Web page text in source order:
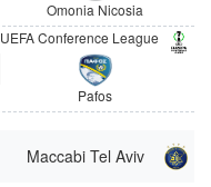
Omonia Nicosia
UEFA Conference League
Pafos
Maccabi Tel Aviv